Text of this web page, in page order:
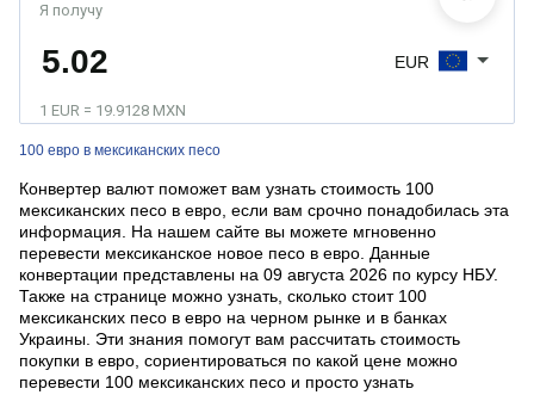
100 евро в мексиканских песо
Я получу
1 EUR = 19.9128 MXN
EUR
Конвертер валют поможет вам узнать стоимость 100
мексиканских песо в евро, если вам срочно понадобилась эта
информация. На нашем сайте вы можете мгновенно
перевести мексиканское новое песо в евро. Данные
конвертации представлены на 09 августа 2026 по курсу НБУ.
Также на странице можно узнать, сколько стоит 100
мексиканских песо в евро на черном рынке и в банках
Украины. Эти знания помогут вам рассчитать стоимость
покупки в евро, сориентироваться по какой цене можно
перевести 100 мексиканских песо и просто узнать